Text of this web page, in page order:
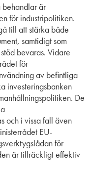
behandlar är
för industripolitiken.
till att stärka både
samtidigt som
bevaras. Vidare
för
av befintliga
investeringsbanken
De
och i vissa fall även
EU-
för
är tillräckligt effektiv